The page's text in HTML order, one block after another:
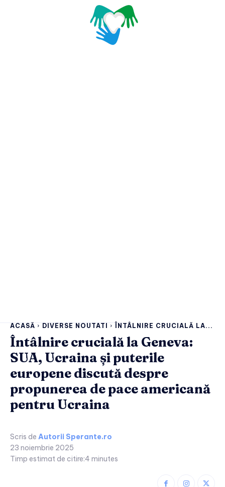
ACASĂ DIVERSE NOUTATI ÎNTÂLNIRE CRUCIALĂ LA...
Întâlnire crucială la Geneva:
SUA, Ucraina și puterile
europene discută despre
propunerea de pace americană
pentru Ucraina
Scris de Autorii Sperante.ro
23 noiembrie 2025
Timp estimat de citire:4 minutes